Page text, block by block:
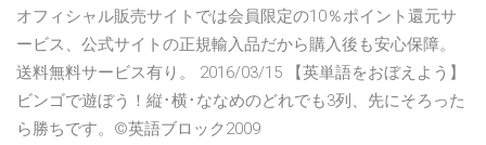
オフィシャル販売サイトでは会員限定の10％ポイント還元サ
ービス、公式サイトの正規輸入品だから購入後も安心保障。
送料無料サービス有り。 2016/03/15 【英単語をおぼえよう】
ビンゴで遊ぼう！縦･横･ななめのどれでも3列、先にそろった
ら勝ちです。©英語ブロック2009